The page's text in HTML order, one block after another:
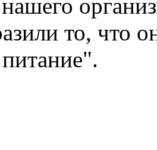
то, что